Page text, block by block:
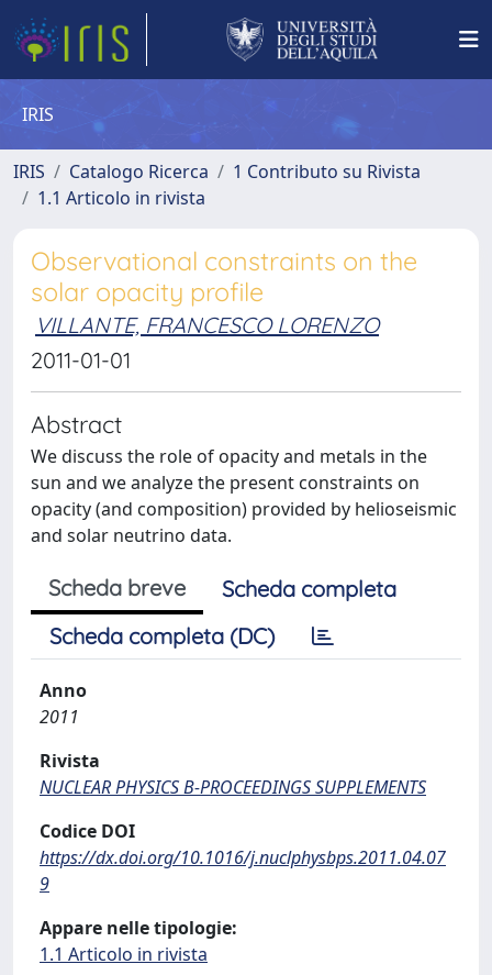
IRIS
IRIS Catalogo Ricerca
1 Contributo su Rivista
1.1 Articolo in rivista
Observational constraints on the
solar opacity profile
VILLANTE, FRANCESCO LORENZO
2011-01-01
Abstract
We discuss the role of opacity and metals in the
sun and we analyze the present constraints on
opacity (and composition) provided by helioseismic
and solar neutrino data.
Scheda breve
Scheda completa
Scheda completa (DC)
Anno
2011
Rivista
NUCLEAR PHYSICS B-PROCEEDINGS SUPPLEMENTS
Codice DOI
https://dx.doi.org/10.1016/j.nuclphysbps.2011.04.07
9
Appare nelle tipologie:
1.1 Articolo in rivista